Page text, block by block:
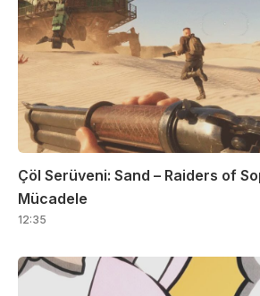
Çöl Serüveni: Sand – Raiders of
Mücadele
12:35